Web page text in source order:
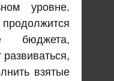
уровне.
бюджета,
взятые